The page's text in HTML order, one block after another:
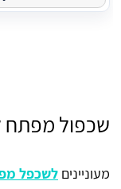
שכפול מפתח
מעוניינים לשכפל